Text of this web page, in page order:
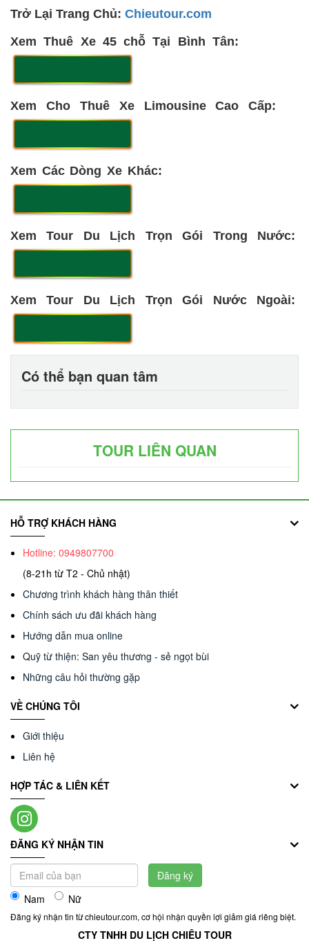
Trở Lại Trang Chủ: Chieutour.com
Xem Thuê Xe 45 chỗ Tại Bình Tân:
Xem Cho Thuê Xe Limousine Cao Cấp:
Xem Các Dòng Xe Khác:
Xem Tour Du Lịch Trọn Gói Trong Nước:
Xem Tour Du Lịch Trọn Gói Nước Ngoài:
Có thể bạn quan tâm
TOUR LIÊN QUAN
HỖ TRỢ KHÁCH HÀNG
Hotline: 0949807700
(8-21h từ T2 - Chủ nhật)
Chương trình khách hàng thân thiết
Chính sách ưu đãi khách hàng
Hướng dẫn mua online
Quỹ từ thiện: San yêu thương - sẻ ngọt bùi
Những câu hỏi thường gặp
VỀ CHÚNG TÔI
Giới thiệu
Liên hệ
HỢP TÁC & LIÊN KẾT
ĐĂNG KÝ NHẬN TIN
Nam Nữ
Đăng ký
Đăng ký nhận tin từ chieutour.com, cơ hội nhận quyền lợi giảm giá riêng biệt.
CTY TNHH DU LỊCH CHIÊU TOUR